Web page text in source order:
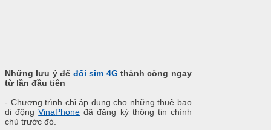
Những lưu ý để đổi sim 4G thành công ngay
từ lần đầu tiên
- Chương trình chỉ áp dụng cho những thuê bao
di độngVinaPhone đã đăng ký thông tin chính
chủ trước đó.